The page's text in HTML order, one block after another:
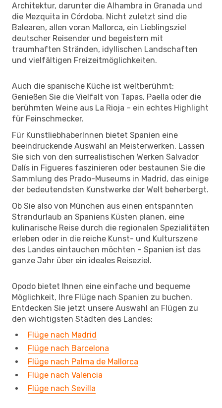
Architektur, darunter die Alhambra in Granada und
die Mezquita in Córdoba. Nicht zuletzt sind die
Balearen, allen voran Mallorca, ein Lieblingsziel
deutscher Reisender und begeistern mit
traumhaften Stränden, idyllischen Landschaften
und vielfältigen Freizeitmöglichkeiten.
Auch die spanische Küche ist weltberühmt:
Genießen Sie die Vielfalt von Tapas, Paella oder die
berühmten Weine aus La Rioja – ein echtes Highlight
für Feinschmecker.
Für KunstliebhaberInnen bietet Spanien eine
beeindruckende Auswahl an Meisterwerken. Lassen
Sie sich von den surrealistischen Werken Salvador
Dalís in Figueres faszinieren oder bestaunen Sie die
Sammlung des Prado-Museums in Madrid, das einige
der bedeutendsten Kunstwerke der Welt beherbergt.
Ob Sie also von München aus einen entspannten
Strandurlaub an Spaniens Küsten planen, eine
kulinarische Reise durch die regionalen Spezialitäten
erleben oder in die reiche Kunst- und Kulturszene
des Landes eintauchen möchten – Spanien ist das
ganze Jahr über ein ideales Reiseziel.
Opodo bietet Ihnen eine einfache und bequeme
Möglichkeit, Ihre Flüge nach Spanien zu buchen.
Entdecken Sie jetzt unsere Auswahl an Flügen zu
den wichtigsten Städten des Landes:
Flüge nach Madrid
Flüge nach Barcelona
Flüge nach Palma de Mallorca
Flüge nach Valencia
Flüge nach Sevilla